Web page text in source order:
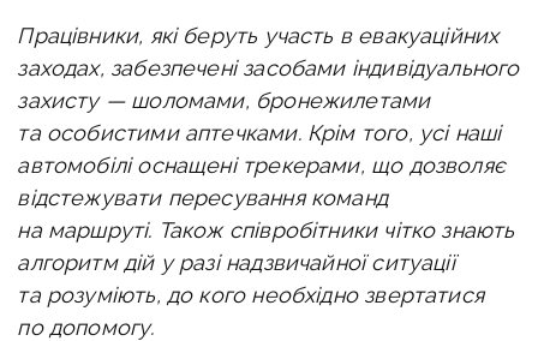
Працівники, які беруть участь в евакуаційних
заходах, забезпечені засобами індивідуального
захисту — шоломами, бронежилетами
та особистими аптечками. Крім того, усі наші
автомобілі оснащені трекерами, що дозволяє
відстежувати пересування команд
на маршруті. Також співробітники чітко знають
алгоритм дій у разі надзвичайної ситуації
та розуміють, до кого необхідно звертатися
по допомогу.